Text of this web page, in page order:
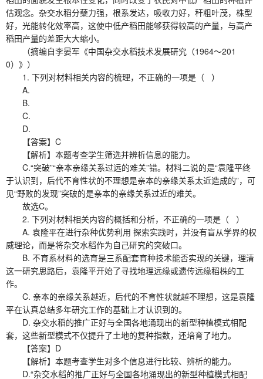
估观念。杂交水稻分蘖力强，根系发达，吸收力好，秆粗叶茂，株型
好，光能转化效率高，这使中低产稻田能够获得较高的产量，与高产
稻田产量的差距大大缩小。
（摘编自李晏军《中国杂交水稻技术发展研究（1964～201
0）》）
1. 下列对材料相关内容的梳理，不正确的一项是（ ）
A.
B.
C.
D.
【答案】C
【解析】本题考查学生筛选并辨析信息的能力。
C.“突破”“亲本亲缘关系过远的难关”错。材料二说的是“袁隆平终
于认识到，后代不育性状的不理想是亲本的亲缘关系太近造成的”，可
见“野败的发现”突破的是亲本的亲缘关系过近的难关。
故选C。
2. 下列对材料相关内容的概括和分析，不正确的一项是（ ）
A. 袁隆平在进行杂种优势利用 探索实践时，并没有盲从学界的权
威理论，而是将杂交水稻作为自己研究的突破口。
B. 不育系材料的选育是三系配套育种技术能否实现的关键，理清
这一研究思路后，袁隆平开始了寻找地理远缘或遗传远缘稻株的工
作。
C. 亲本的亲缘关系越近，后代的不育性状就越不理想，这是袁隆
平在认真总结多年研究工作的基础上才认识到的。
D. 杂交水稻的推广正好与全国各地涌现出的新型种植模式相配
套，这些新型模式不仅提升了土地的复种指数，还培育了地力。
【答案】D
【解析】本题考查学生对多个信息进行比较、辨析的能力。
D.“杂交水稻的推广正好与全国各地涌现出的新型种植模式相配